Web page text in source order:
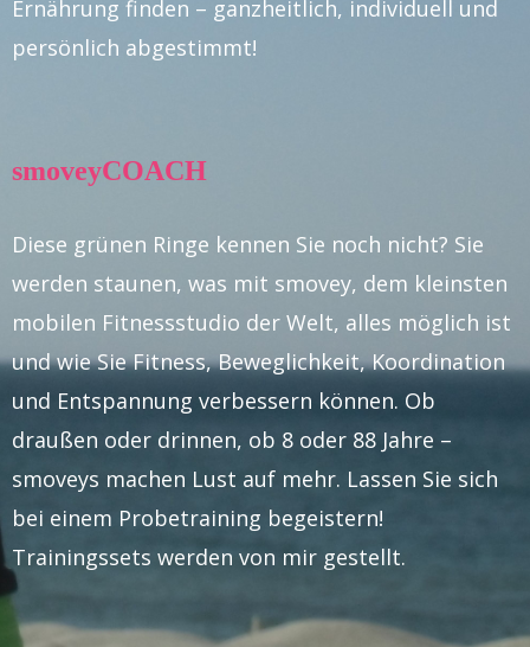
Ernährung finden – ganzheitlich, individuell und
persönlich abgestimmt!
smoveyCOACH
Diese grünen Ringe kennen Sie noch nicht? Sie
werden staunen, was mit smovey, dem kleinsten
mobilen Fitnessstudio der Welt, alles möglich ist
und wie Sie Fitness, Beweglichkeit, Koordination
und Entspannung verbessern können. Ob
draußen oder drinnen, ob 8 oder 88 Jahre –
smoveys machen Lust auf mehr. Lassen Sie sich
bei einem Probetraining begeistern!
Trainingssets werden von mir gestellt.